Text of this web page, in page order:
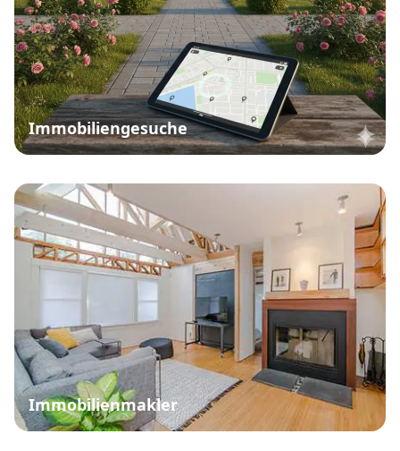
Immobiliengesuche
Immobilienmakler